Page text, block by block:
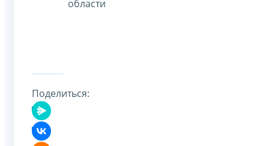
области
Поделиться: